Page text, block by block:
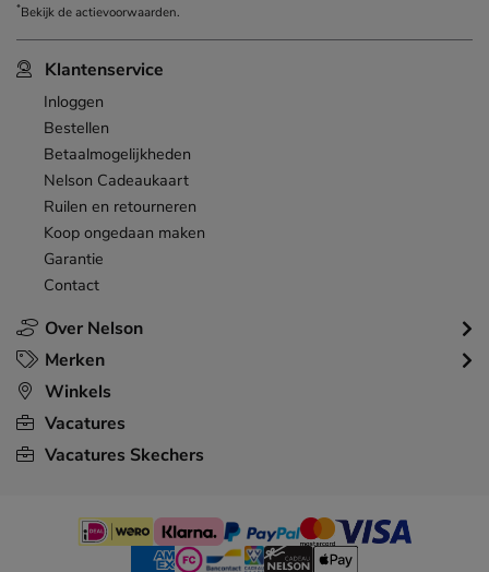
Over Nelson
Klantenservice
Inloggen
Bestellen
Betaalmogelijkheden
Nelson Cadeaukaart
Ruilen en retourneren
Koop ongedaan maken
Garantie
Contact
Merken
Winkels
Vacatures
Vacatures Skechers
*Bekijk deactievoorwaarden.